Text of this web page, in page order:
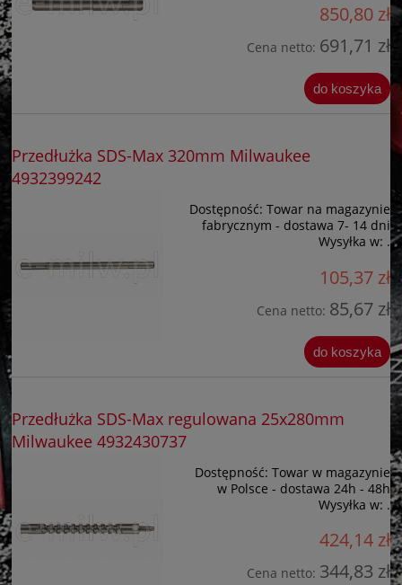
850,80 zł
Cena netto: 691,71 zł
do koszyka
Przedłużka SDS-Max 320mm Milwaukee
4932399242
Dostępność: Towar na magazynie
fabrycznym - dostawa 7- 14 dni
Wysyłka w: .
105,37 zł
Cena netto: 85,67 zł
do koszyka
Przedłużka SDS-Max regulowana 25x280mm
Milwaukee 4932430737
Dostępność: Towar w magazynie
w Polsce - dostawa 24h - 48h
Wysyłka w: .
424,14 zł
Cena netto: 344,83 zł